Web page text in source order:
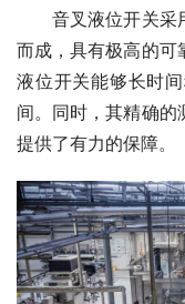
音叉液位开关采
而成，具有极高的可
液位开关能够长时
间。同时，其精确的
提供了有力的保障。